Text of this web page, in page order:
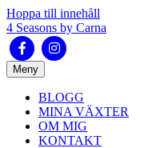
Hoppa till innehåll
4 Seasons by Carna
FacebookInstagram
Meny
BLOGG
MINA VÄXTER
OM MIG
KONTAKT